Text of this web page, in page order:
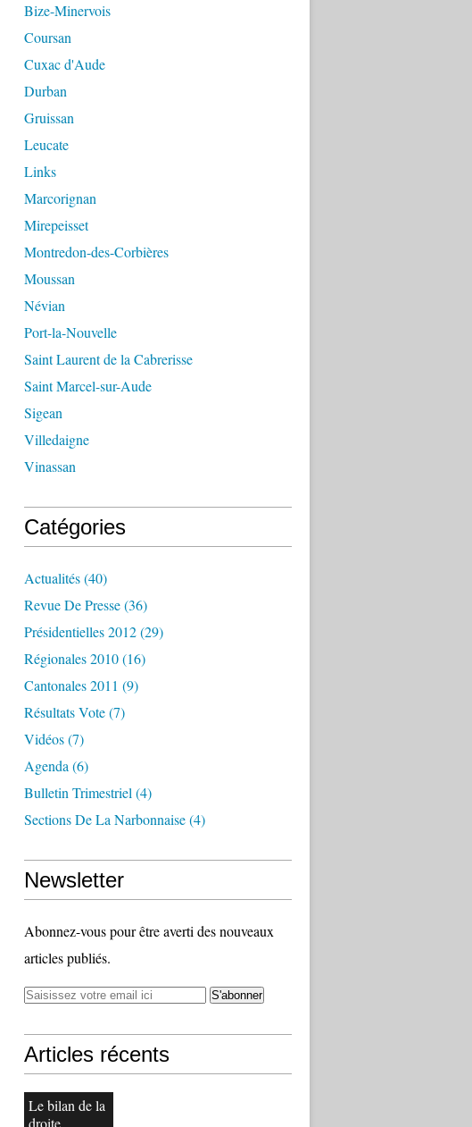
Bize-Minervois
Coursan
Cuxac d'Aude
Durban
Gruissan
Leucate
Links
Marcorignan
Mirepeisset
Montredon-des-Corbières
Moussan
Névian
Port-la-Nouvelle
Saint Laurent de la Cabrerisse
Saint Marcel-sur-Aude
Sigean
Villedaigne
Vinassan
Catégories
Actualités(40)
Revue De Presse(36)
Présidentielles 2012(29)
Régionales 2010(16)
Cantonales 2011 (9)
Résultats Vote(7)
Vidéos(7)
Agenda (6)
Bulletin Trimestriel (4)
Sections De La Narbonnaise(4)
Newsletter
Abonnez-vous pour être averti des nouveaux
articles publiés.
Articles récents
Le bilan de la
droite